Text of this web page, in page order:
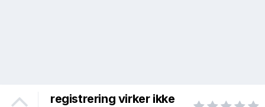
registrering virker ikke